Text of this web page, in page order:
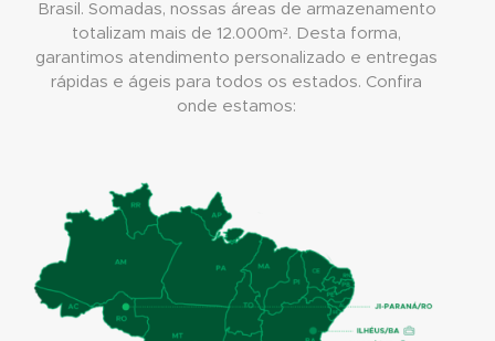
Brasil. Somadas, nossas áreas de armazenamento
totalizam mais de 12.000m². Desta forma,
garantimos atendimento personalizado e entregas
rápidas e ágeis para todos os estados. Confira
onde estamos: